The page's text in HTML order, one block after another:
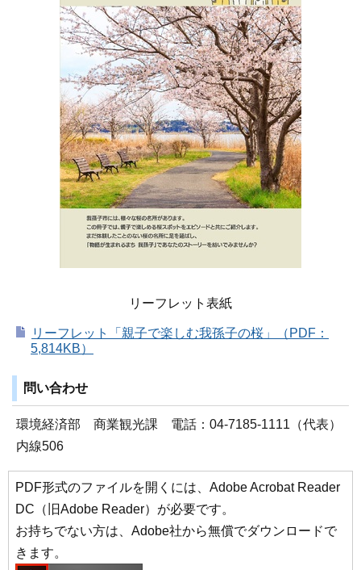
リーフレット表紙
リーフレット「親子で楽しむ我孫子の桜」（PDF：
5,814KB）
問い合わせ
環境経済部 商業観光課 電話：04-7185-1111（代表）
内線506
PDF形式のファイルを開くには、Adobe Acrobat Reader
DC（旧Adobe Reader）が必要です。
お持ちでない方は、Adobe社から無償でダウンロードで
きます。